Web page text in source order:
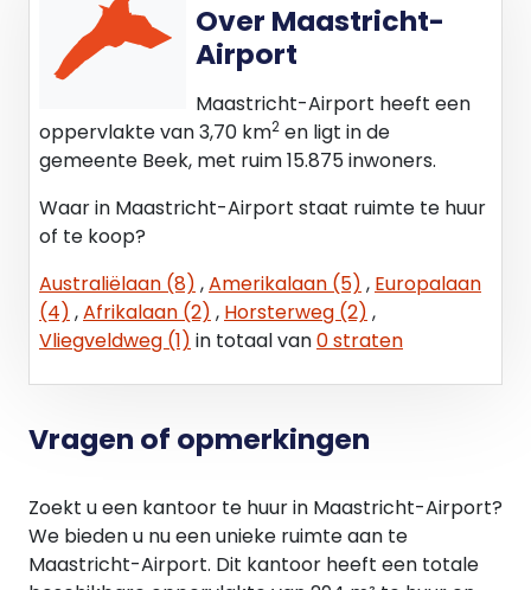
Opleveringsniveau
In de huidige staat, waarbij het thans aanwezige
inbouwpakket om niet aan huurder ter
beschikking wordt gesteld.
Huurovereenkomst
Huurovereenkomst op basis van het
standaardmodel van de Raad voor Onroerende
zaken (ROZ model 2015) inclusief bijbehorende
Algemene Bepalingen.
Indexering
consumentenprijsindex (CPI) reeks CPI-Alle
huishoudens (2015=100), gepubliceerd door het
Zekerheidsstelling
Bankgarantie / waarborgsom ter grootte van 3
Over Maastricht-
Airport
Maastricht-Airport heeft een
oppervlakte van 3,70 km2 en ligt in de
gemeente Beek, met ruim 15.875 inwoners.
Waar in Maastricht-Airport staat ruimte te huur
of te koop?
Australiëlaan (8) ,Amerikalaan (5) , Europalaan
(4) ,Afrikalaan (2) , Horsterweg (2) ,
Vliegveldweg (1) in totaal van0 straten
Vragen of opmerkingen
Zoekt u een kantoor te huur in Maastricht-Airport?
We bieden u nu een unieke ruimte aan te
Maastricht-Airport. Dit kantoor heeft een totale